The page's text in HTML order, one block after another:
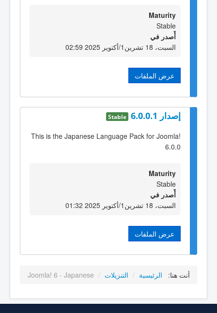
Maturity
Stable
أٌصدر في
السبت، 18 تشرين1/أكتوير 2025 02:59
عرض الملفات
إصدار 6.0.0.1 Stable
This is the Japanese Language Pack for Joomla!
6.0.0
Maturity
Stable
أٌصدر في
السبت، 18 تشرين1/أكتوير 2025 01:32
عرض الملفات
أنت هنا: الرئيسية / التنزيلات /
Joomla! 6 - Japanese